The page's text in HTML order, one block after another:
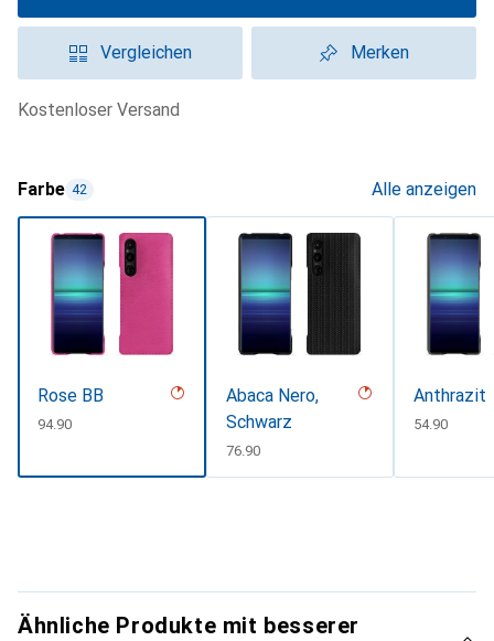
Vergleichen Merken
kostenloser Versand
Farbe 42 Alle anzeigen
Rose BB
CHF
94.90
Abaca Nero,
Schwarz
CHF
76.90
Anthrazit
CHF
54.90
Ähnliche Produkte mit besserer